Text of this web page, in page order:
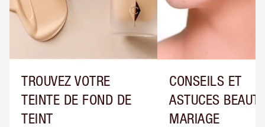
TROUVEZ VOTRE
TEINTE DE FOND DE
TEINT
CONSEILS ET
ASTUCES
MARIAGE